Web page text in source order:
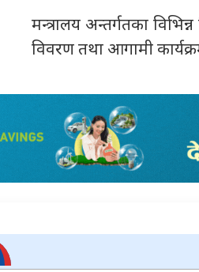
मन्त्रालय अन्तर्गतका
विवरण तथा आगामी